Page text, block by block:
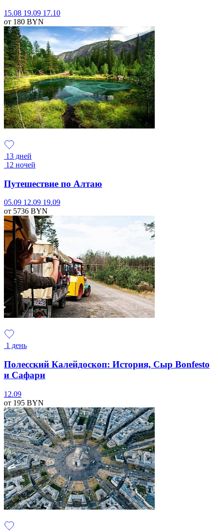
15.08 19.09 17.10
от 180 BYN
13 дней
12 ночей
Путешествие по Алтаю
05.09 12.09 19.09
от 5736 BYN
1 день
Полесский Калейдоскоп: История, Сыр Bonfesto
и Сафари
12.09
от 195 BYN